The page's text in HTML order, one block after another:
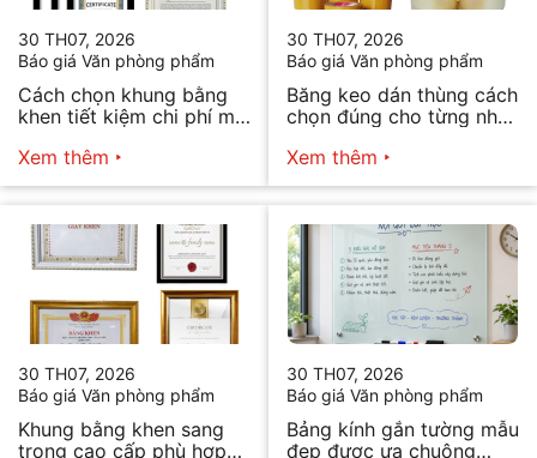
30 TH07, 2026
Báo giá Văn phòng phẩm
Cách chọn khung bằng
khen tiết kiệm chi phí mà
Xem thêm
30 TH07, 2026
Báo giá Văn phòng phẩm
Băng keo dán thùng cách
chọn đúng cho từng nhu
Xem thêm
30 TH07, 2026
Báo giá Văn phòng phẩm
Khung bằng khen sang
trọng cao cấp phù hợp
30 TH07, 2026
Báo giá Văn phòng phẩm
Bảng kính gắn tường mẫu
đẹp được ưa chuộng